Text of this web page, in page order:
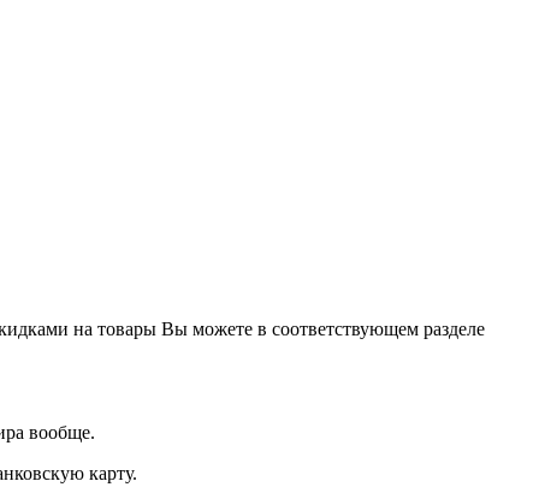
на товары Вы можете в соответствующем разделе
вообще.
карту.